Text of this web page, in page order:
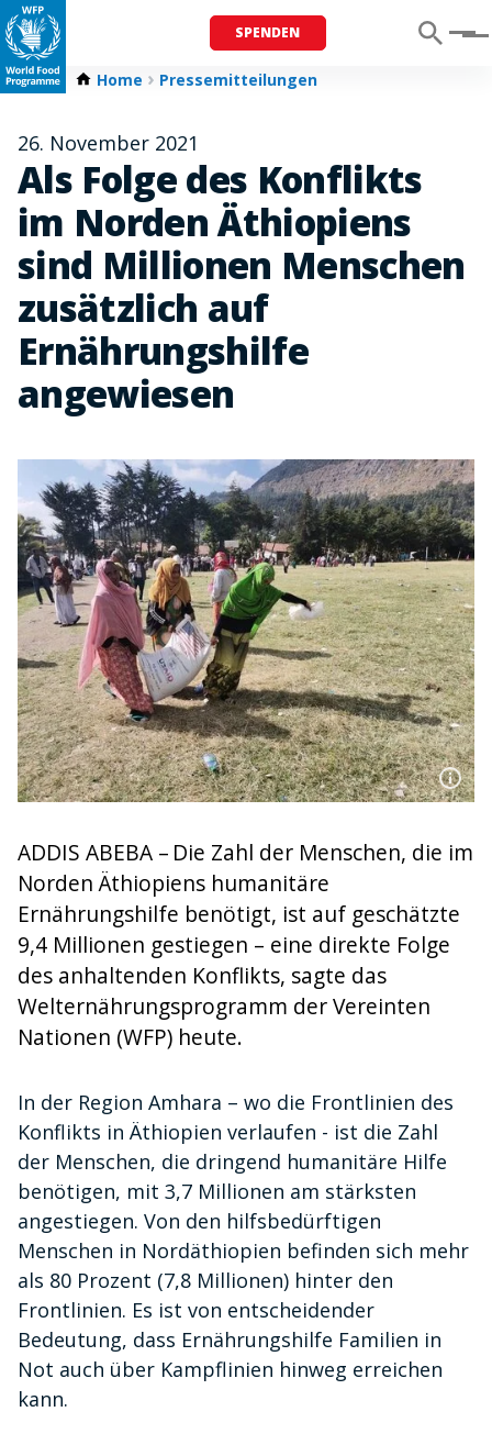
SPENDEN Menu
Home Pressemitteilungen
26. November 2021
Als Folge des Konflikts
im Norden Äthiopiens
sind Millionen Menschen
zusätzlich auf
Ernährungshilfe
angewiesen
ADDIS ABEBA – Die Zahl der Menschen, die im
Norden Äthiopiens humanitäre
Ernährungshilfe benötigt, ist auf geschätzte
9,4 Millionen gestiegen – eine direkte Folge
des anhaltenden Konflikts, sagte das
Welternährungsprogramm der Vereinten
Nationen (WFP) heute.
In der Region Amhara – wo die Frontlinien des
Konflikts in Äthiopien verlaufen - ist die Zahl
der Menschen, die dringend humanitäre Hilfe
benötigen, mit 3,7 Millionen am stärksten
angestiegen. Von den hilfsbedürftigen
Menschen in Nordäthiopien befinden sich mehr
als 80 Prozent (7,8 Millionen) hinter den
Frontlinien. Es ist von entscheidender
Bedeutung, dass Ernährungshilfe Familien in
Not auch über Kampflinien hinweg erreichen
kann.